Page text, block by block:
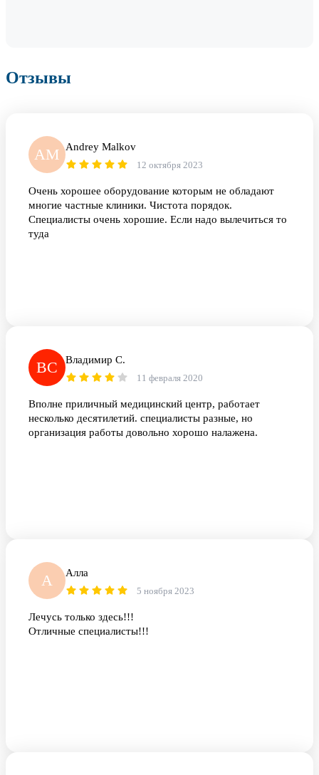
Отзывы
AM Andrey Malkov
12 октября 2023
Очень хорошее оборудование которым не обладают
многие частные клиники. Чистота порядок.
Специалисты очень хорошие. Если надо вылечиться то
туда
ВС Владимир С.
11 февраля 2020
Вполне приличный медицинский центр, работает
несколько десятилетий. специалисты разные, но
организация работы довольно хорошо налажена.
А Алла
5 ноября 2023
Лечусь только здесь!!!
Отличные специалисты!!!